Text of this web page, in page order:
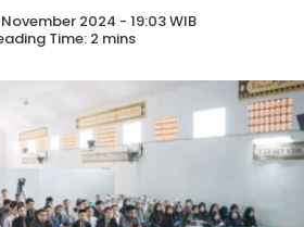
2024 - 19:03 WIB
Time: 2 mins